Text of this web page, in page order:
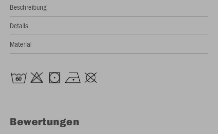
Beschreibung
Details
Material
Bewertungen